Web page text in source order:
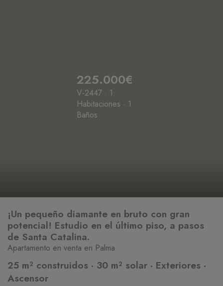
225.000€
V-2447 · 1
Habitaciones · 1
Baños
¡Un pequeño diamante en bruto con gran
potencial! Estudio en el último piso, a pasos
de Santa Catalina.
Apartamento en venta en Palma
25 m² construidos · 30 m² solar · Exteriores ·
Ascensor